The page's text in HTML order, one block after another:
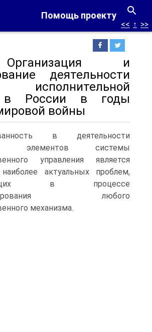
Помощь проекту
<< ↑ >>
и
деятельности
исполнительной
в России в годы
войны
в деятельности
элементов системы
управления является
актуальных проблем,
в процессе
любого
механизма.